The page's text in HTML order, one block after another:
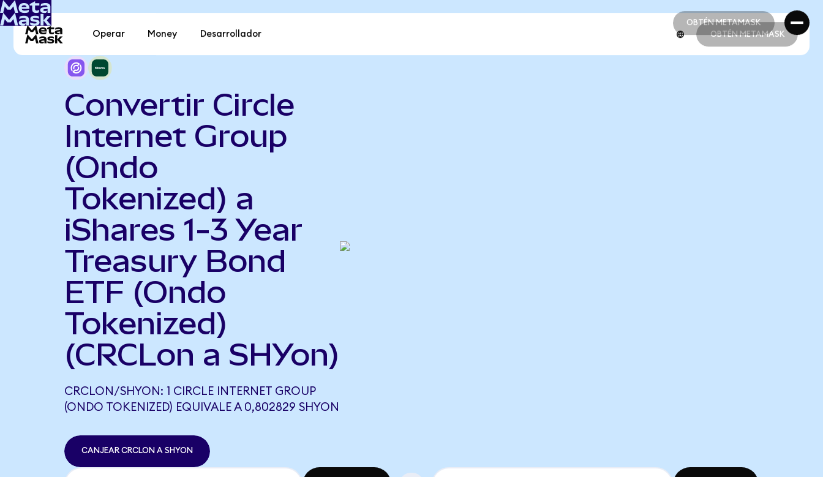
OBTÉN METAMASK
OBTÉN METAMASK
Operar Money Desarrollador OBTÉN METAMASK
Convertir Circle
Internet Group
(Ondo
Tokenized) a
iShares 1-3 Year
Treasury Bond
ETF (Ondo
Tokenized)
(CRCLon a SHYon)
CRCLON/SHYON: 1 CIRCLE INTERNET GROUP
(ONDO TOKENIZED) EQUIVALE A 0,802829 SHYON
CANJEAR CRCLON A SHYON